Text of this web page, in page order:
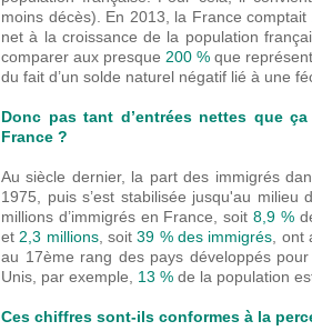
moins décès). En 2013, la France comptait
net à la croissance de la population
comparer aux presque 200 % que
du fait d’un solde naturel négatif lié à une
Donc pas tant d’entrées nettes que
France ?
Au siècle dernier, la part des immigrés
1975, puis s’est stabilisée jusqu'au
millions d’immigrés en France, soit8,9 %
et2,3 millions, soit39 % des immigrés, ont
au 17ème rang des pays développés
Unis, par exemple, 13 % de la population
Ces chiffres sont-ils conformes à la